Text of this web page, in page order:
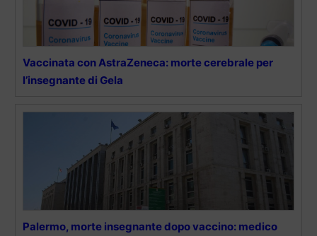
Vaccinata con AstraZeneca: morte cerebrale per
l’insegnante di Gela
Palermo, morte insegnante dopo vaccino: medico